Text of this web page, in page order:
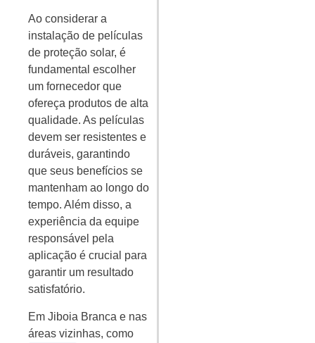
Ao considerar a
instalação de películas
de proteção solar, é
fundamental escolher
um fornecedor que
ofereça produtos de alta
qualidade. As películas
devem ser resistentes e
duráveis, garantindo
que seus benefícios se
mantenham ao longo do
tempo. Além disso, a
experiência da equipe
responsável pela
aplicação é crucial para
garantir um resultado
satisfatório.
Em Jiboia Branca e nas
áreas vizinhas, como